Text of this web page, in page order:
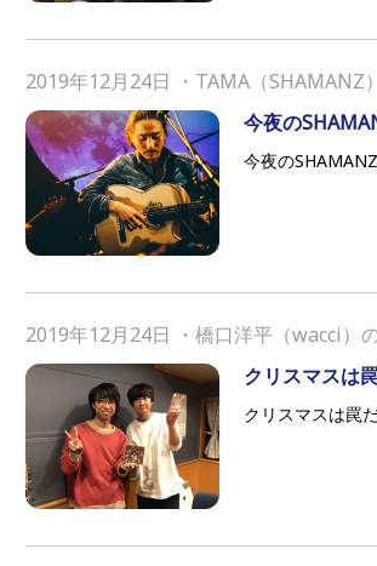
2019年12月24日 ・ TAMA（SHAMANZ
今夜の
今夜の
2019年12月24日 ・ 橋口洋平（wacci）
クリスマスは
クリスマスは罠